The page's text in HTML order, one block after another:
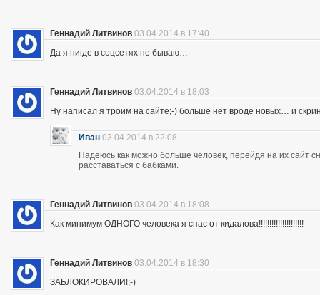
Геннадий Литвинов 03.04.2014 в 17:40
Да я нигде в соцсетях не бываю…
Геннадий Литвинов 03.04.2014 в 18:03
Ну написал я троим на сайте;-) больше нет вроде новых… и
Иван 03.04.2014 в 22:08
Надеюсь как можно больше человек, перейдя на их сайт
расставаться с бабками.
Геннадий Литвинов 03.04.2014 в 18:08
Как минимум ОДНОГО человека я спас от кидалова!!!!!!!!!!!!!!!!!!!!!
Геннадий Литвинов 03.04.2014 в 18:30
ЗАБЛОКИРОВАЛИ!;-)